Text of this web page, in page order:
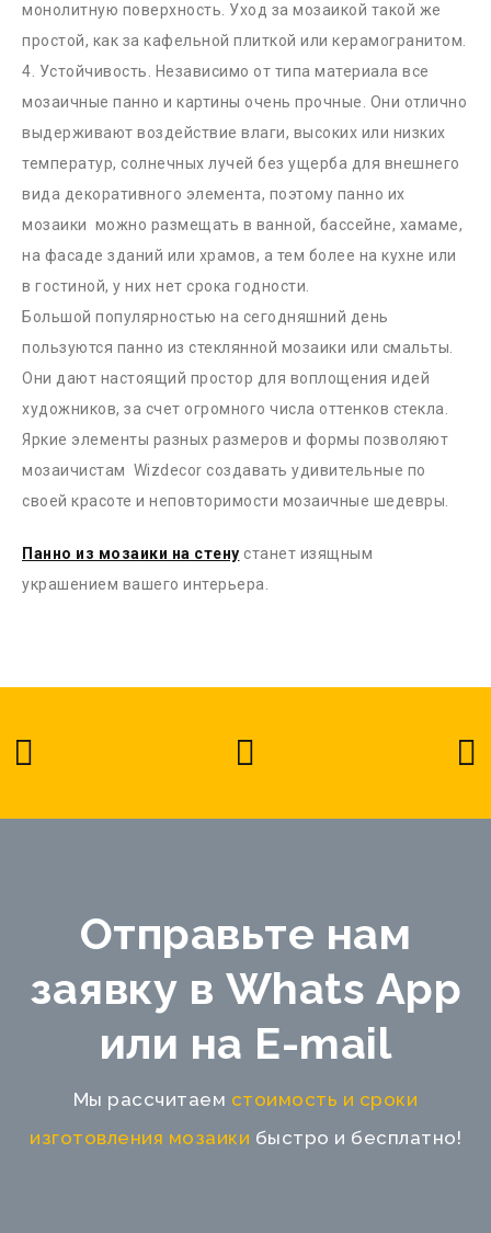
монолитную поверхность. Уход за мозаикой такой же
простой, как за кафельной плиткой или керамогранитом.
4. Устойчивость. Независимо от типа материала все
мозаичные панно и картины очень прочные. Они отлично
выдерживают воздействие влаги, высоких или низких
температур, солнечных лучей без ущерба для внешнего
вида декоративного элемента, поэтому панно их
мозаики можно размещать в ванной, бассейне, хамаме,
на фасаде зданий или храмов, а тем более на кухне или
в гостиной, у них нет срока годности.
Большой популярностью на сегодняшний день
пользуются панно из стеклянной мозаики или смальты.
Они дают настоящий простор для воплощения идей
художников, за счет огромного числа оттенков стекла.
Яркие элементы разных размеров и формы позволяют
мозаичистам Wizdecor создавать удивительные по
своей красоте и неповторимости мозаичные шедевры.
Панно из мозаики на стену станет изящным
украшением вашего интерьера.
Отправьте нам
заявку в Whats App
или на E-mail
Мы рассчитаем стоимость и сроки
изготовления мозаики быстро и бесплатно!